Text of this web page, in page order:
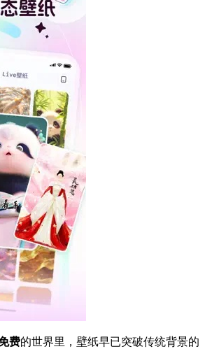
费的世界里，壁纸早已突破传统背景的